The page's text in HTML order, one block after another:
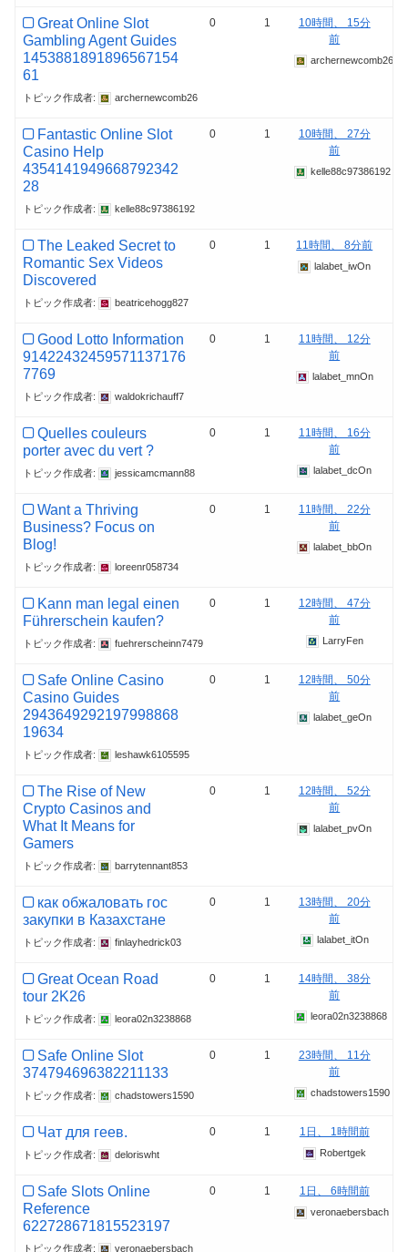
Great Online Slot
Gambling Agent Guides
1453881891896567154
61
トピック作成者: archernewcomb26
0 1
10時間、 15分
前
archernewcomb26
Fantastic Online Slot
Casino Help
4354141949668792342
28
トピック作成者: kelle88c97386192
0 1
10時間、 27分
前
kelle88c97386192
The Leaked Secret to
Romantic Sex Videos
Discovered
トピック作成者: beatricehogg827
0 1 11時間、 8分前
lalabet_iwOn
Good Lotto Information
91422432459571137176
7769
トピック作成者: waldokrichauff7
0 1
11時間、 12分
前
lalabet_mnOn
Quelles couleurs
porter avec du vert ?
トピック作成者: jessicamcmann88
0 1
11時間、 16分
前
lalabet_dcOn
Want a Thriving
Business? Focus on
Blog!
トピック作成者: loreenr058734
0 1
11時間、 22分
前
lalabet_bbOn
Kann man legal einen
Führerschein kaufen?
トピック作成者: fuehrerscheinn7479
0 1
12時間、 47分
前
LarryFen
Safe Online Casino
Casino Guides
2943649292197998868
19634
トピック作成者: leshawk6105595
0 1
12時間、 50分
前
lalabet_geOn
The Rise of New
Crypto Casinos and
What It Means for
Gamers
トピック作成者: barrytennant853
0 1
12時間、 52分
前
lalabet_pvOn
как обжаловать гос
закупки в Казахстане
トピック作成者: finlayhedrick03
0 1
13時間、 20分
前
lalabet_itOn
Great Ocean Road
tour 2K26
トピック作成者: leora02n3238868
0 1
14時間、 38分
前
leora02n3238868
Safe Online Slot
374794696382211133
トピック作成者: chadstowers1590
0 1
23時間、 11分
前
chadstowers1590
Чат для геев.
トピック作成者: deloriswht
0 1 1日、 1時間前
Robertgek
Safe Slots Online
Reference
622728671815523197
トピック作成者: veronaebersbach
0 1 1日、 6時間前
veronaebersbach